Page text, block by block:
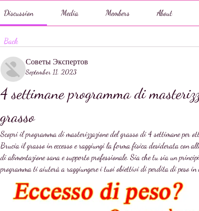
Discussion Media Members About
Back
Советы Экспертов
September 11, 2023
4 settimane programma di
grasso
Scopri il programma di masterizzazione del grasso di 4 settimane per
Brucia il grasso in eccesso e raggiungi la forma fisica desiderata con
di alimentazione sana e supporto professionale. Sia che tu sia un
programma ti aiuterà a raggiungere i tuoi obiettivi di perdita di peso in